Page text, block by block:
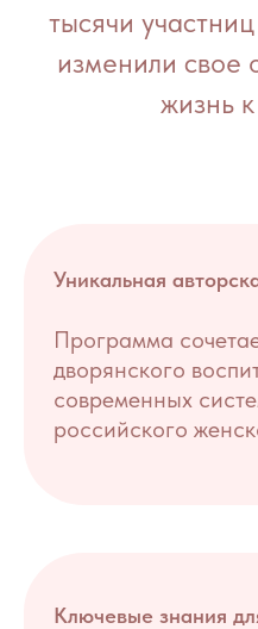
тысячи
изменили свое
жизнь
Уникальная
Программа
дворянского
современных
российского
Ключевые знания